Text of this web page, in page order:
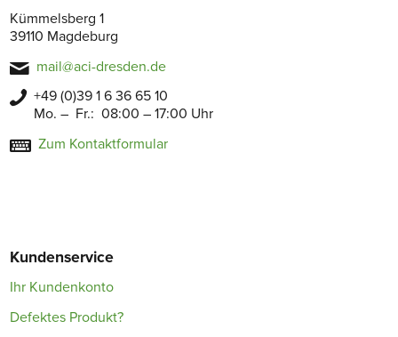
Kümmelsberg 1
39110 Magdeburg
mail@aci-dresden.de
+49 (0)39 1 6 36 65 10
Mo. – Fr.: 08:00 – 17:00 Uhr
Zum Kontaktformular
Kundenservice
Ihr Kundenkonto
Defektes Produkt?